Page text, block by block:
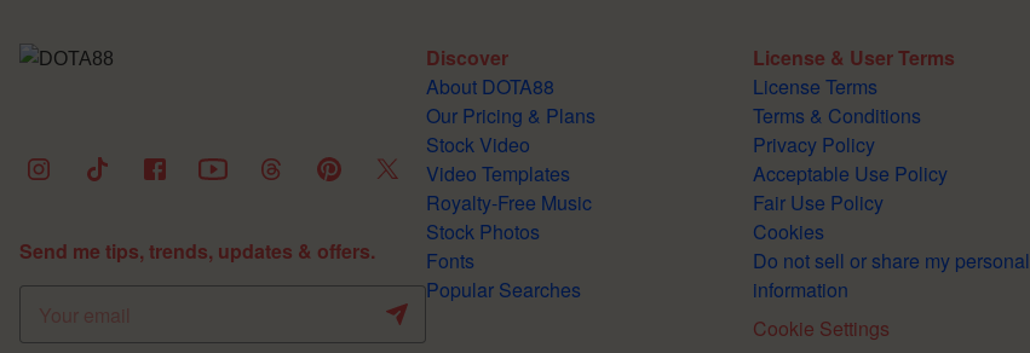
Send me tips, trends, updates & offers.
Discover
About DOTA88
Our Pricing & Plans
Stock Video
Video Templates
Royalty-Free Music
Stock Photos
Fonts
Popular Searches
License & User Terms
License Terms
Terms & Conditions
Privacy Policy
Acceptable Use Policy
Fair Use Policy
Cookies
Do not sell or share my personal
information
Cookie Settings